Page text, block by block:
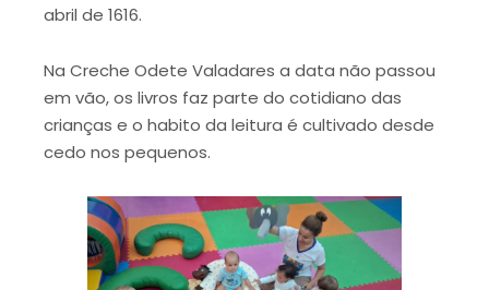
abril de 1616.
Na Creche Odete Valadares a data não passou
em vão, os livros faz parte do cotidiano das
crianças e o habito da leitura é cultivado desde
cedo nos pequenos.